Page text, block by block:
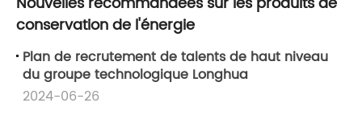
conservation de l'énergie
Plan de recrutement de talents de haut niveau
du groupe technologique Longhua
2024-06-26